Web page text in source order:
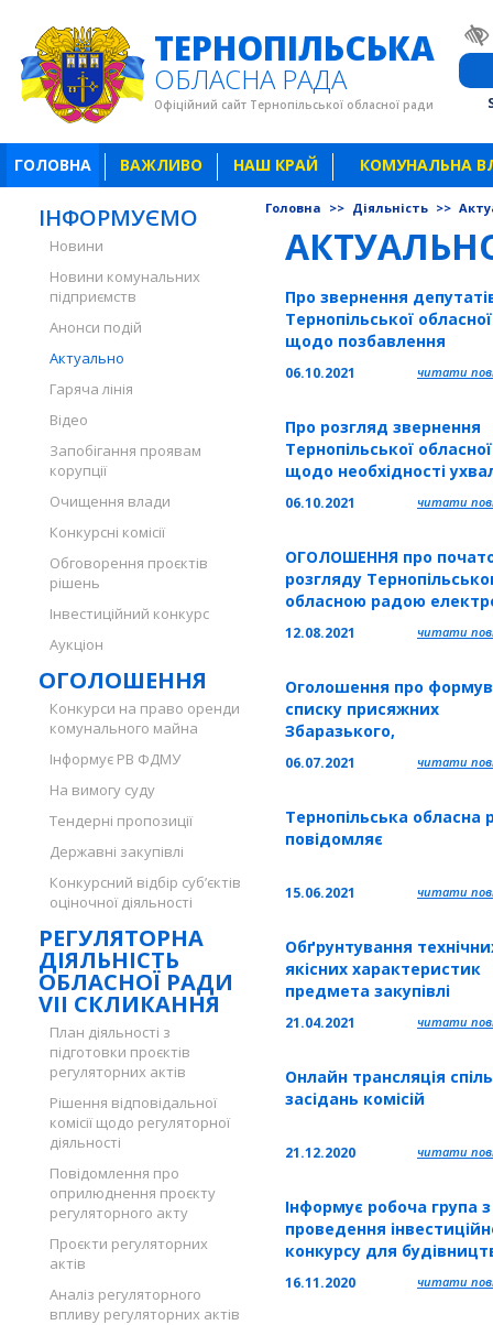
ТЕРНОПІЛЬСЬКА
ОБЛАСНА РАДА
Офіційний сайт Тернопільської обласної ради
ГОЛОВНА ВАЖЛИВО НАШ КРАЙ КОМУНАЛЬНА
ІНФОРМУЄМО
Новини
Новини комунальних
підприємств
Анонси подій
Актуально
Гаряча лінія
Відео
Запобігання проявам
корупції
Очищення влади
Конкурсні комісії
Обговорення проєктів
рішень
Інвестиційний конкурс
Аукціон
ОГОЛОШЕННЯ
Конкурси на право оренди
комунального майна
Інформує РВ ФДМУ
На вимогу суду
Тендерні пропозиції
Державні закупівлі
Конкурсний відбір суб’єктів
оціночної діяльності
РЕГУЛЯТОРНА
ДІЯЛЬНІСТЬ
ОБЛАСНОЇ РАДИ
VII СКЛИКАННЯ
План діяльності з
підготовки проєктів
регуляторних актів
Рішення відповідальної
комісії щодо регуляторної
діяльності
Повідомлення про
оприлюднення проєкту
регуляторного акту
Проєкти регуляторних
актів
Аналіз регуляторного
впливу регуляторних актів
Головна >> Діяльність >>
Про звернення
Тернопільської
щодо позбавлення
громадянства України
народного депутата
06.10.2021 читати
Про розгляд звернення
Тернопільської
щодо необхідності
закону з наданням
об'єктивної політичної
переселення у 1944–1951
роках українського
населення з території
сучасної Польщі як
06.10.2021 читати
ОГОЛОШЕННЯ про
розгляду
обласною радою
петиції «Поверніть
мережі громаді»
12.08.2021 читати
Оголошення про
списку присяжних
Збаразького,
Підволочиського,
Козівського,
Тернопільської області
06.07.2021 читати
Тернопільська обласна
повідомляє
15.06.2021 читати
Обґрунтування
якісних характеристик
предмета закупівлі
"Реконструкція філії
"Старотаразька
ступенів опорного
Почаївська
Почаївської міської
21.04.2021 читати
Онлайн трансляція
засідань комісій
21.12.2020 читати
Інформує робоча група з
проведення
конкурсу для
реконструкції,
тощо об’єктів спільної
16.11.2020 читати